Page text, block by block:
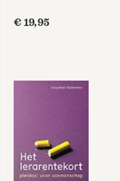
tegenwoordig
Bekijk alle boeken
€ 19,95